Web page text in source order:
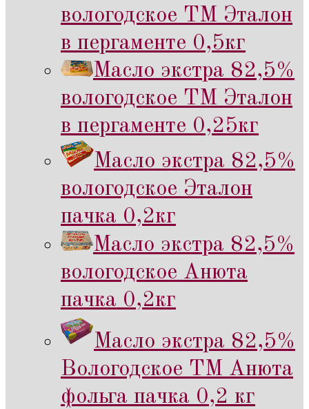
вологодское ТМ Эталон
в пергаменте 0,5кг
Масло экстра 82,5%
вологодское ТМ Эталон
в пергаменте 0,25кг
Масло экстра 82,5%
вологодское Эталон
пачка 0,2кг
Масло экстра 82,5%
вологодское Анюта
пачка 0,2кг
Масло экстра 82,5%
Вологодское ТМ Анюта
фольга пачка 0,2 кг